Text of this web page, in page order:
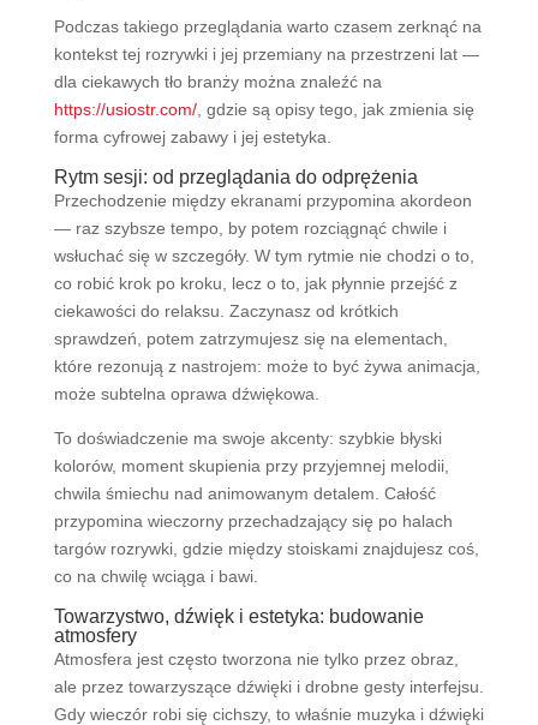
Podczas takiego przeglądania warto czasem zerknąć na
kontekst tej rozrywki i jej przemiany na przestrzeni lat —
dla ciekawych tło branży można znaleźć na
https://usiostr.com/, gdzie są opisy tego, jak zmienia się
forma cyfrowej zabawy i jej estetyka.
Rytm sesji: od przeglądania do odprężenia
Przechodzenie między ekranami przypomina akordeon
— raz szybsze tempo, by potem rozciągnąć chwile i
wsłuchać się w szczegóły. W tym rytmie nie chodzi o to,
co robić krok po kroku, lecz o to, jak płynnie przejść z
ciekawości do relaksu. Zaczynasz od krótkich
sprawdzeń, potem zatrzymujesz się na elementach,
które rezonują z nastrojem: może to być żywa animacja,
może subtelna oprawa dźwiękowa.
To doświadczenie ma swoje akcenty: szybkie błyski
kolorów, moment skupienia przy przyjemnej melodii,
chwila śmiechu nad animowanym detalem. Całość
przypomina wieczorny przechadzający się po halach
targów rozrywki, gdzie między stoiskami znajdujesz coś,
co na chwilę wciąga i bawi.
Towarzystwo, dźwięk i estetyka: budowanie
atmosfery
Atmosfera jest często tworzona nie tylko przez obraz,
ale przez towarzyszące dźwięki i drobne gesty interfejsu.
Gdy wieczór robi się cichszy, to właśnie muzyka i dźwięki